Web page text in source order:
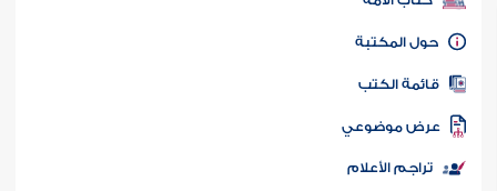
كتاب الأمة
المكتبة
الكتب
موضوعي